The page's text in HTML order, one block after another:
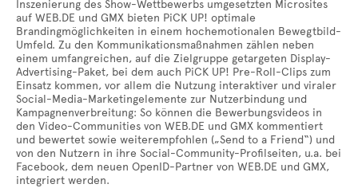
Inszenierung des Show-Wettbewerbs umgesetzten Microsites
auf WEB.DE und GMX bieten PiCK UP! optimale
Brandingmöglichkeiten in einem hochemotionalen Bewegtbild-
Umfeld. Zu den Kommunikationsmaßnahmen zählen neben
einem umfangreichen, auf die Zielgruppe getargeten Display-
Advertising-Paket, bei dem auch PiCK UP! Pre-Roll-Clips zum
Einsatz kommen, vor allem die Nutzung interaktiver und viraler
Social-Media-Marketingelemente zur Nutzerbindung und
Kampagnenverbreitung: So können die Bewerbungsvideos in
den Video-Communities von WEB.DE und GMX kommentiert
und bewertet sowie weiterempfohlen („Send to a Friend“) und
von den Nutzern in ihre Social-Community-Profilseiten, u.a. bei
Facebook, dem neuen OpenID-Partner von WEB.DE und GMX,
integriert werden.